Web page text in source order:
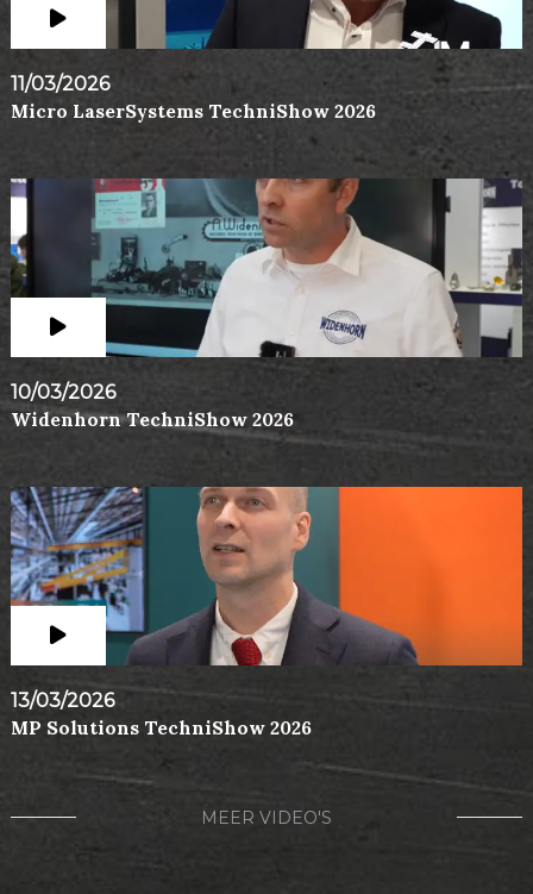
11/03/2026
Micro LaserSystems TechniShow 2026
10/03/2026
Widenhorn TechniShow 2026
13/03/2026
MP Solutions TechniShow 2026
MEER VIDEO'S